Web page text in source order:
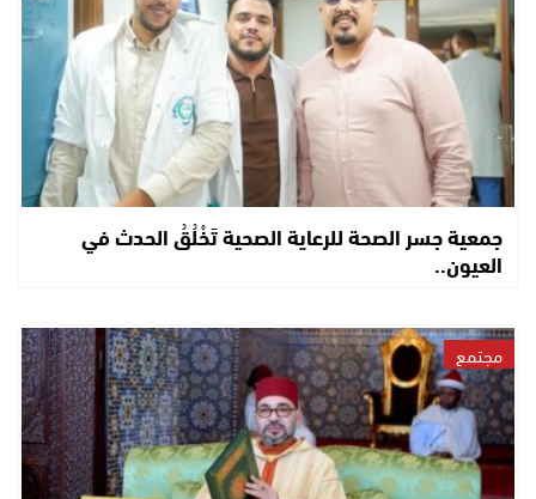
جمعية جسر الصحة للرعاية الصحية تَخْلُقُ الحدث في
العيون..
مجتمع